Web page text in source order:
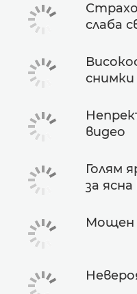
слаба
снимки
видео
Голям
за
Мощен